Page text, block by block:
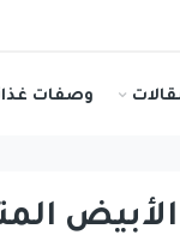
وصفات